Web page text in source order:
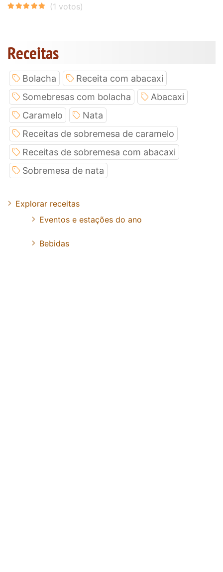
Receitas
Bolacha
Receita com abacaxi
Somebresas com bolacha
Abacaxi
Caramelo
Nata
Receitas de sobremesa de caramelo
Receitas de sobremesa com abacaxi
Sobremesa de nata
Explorar receitas
Eventos e estações do ano
Bebidas